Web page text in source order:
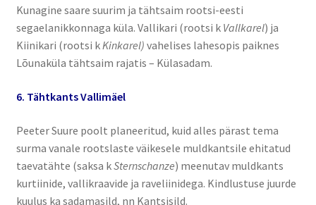
Kunagine saare suurim ja tähtsaim rootsi-eesti
segaelanikkonnaga küla. Vallikari (rootsi k Vallkarel) ja
Kiinikari (rootsi kKinkarel) vahelises lahesopis paiknes
Lõunaküla tähtsaim rajatis – Külasadam.
6. Tähtkants Vallimäel
Peeter Suure poolt planeeritud, kuid alles pärast tema
surma vanale rootslaste väikesele muldkantsile ehitatud
taevatähte (saksa kSternschanze) meenutav muldkants
kurtiinide, vallikraavide ja raveliinidega. Kindlustuse juurde
kuulus ka sadamasild, nn Kantsisild.